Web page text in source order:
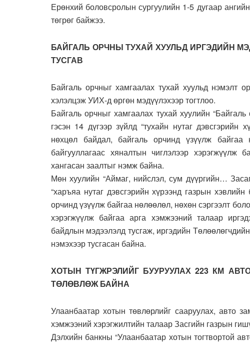
Ерөнхий боловсролын сургуулийн 1-5 дугаар
төгрөг байжээ.
БАЙГАЛЬ ОРЧНЫ ТУХАЙ ХУУЛЬД ИРГЭДИЙН
ТУСГАВ
Байгаль орчныг хамгаалах тухай хуульд нэмэлт
хэлэлцэж УИХ-д өргөн мэдүүлэхээр тогтлоо.
Байгаль орчныг хамгаалах тухай хуулийн
гэсэн 14 дүгээр зүйлд “тухайн нутаг
нөхцөл байдал, байгаль орчинд үзүүлж
байгууллагаас хяналтын чиглэлээр хэрэгжүүлж
хангасан заалтыг нэмж байна.
Мөн хуулийн “Аймаг, нийслэл, сум дүүргийн…
“харъяа нутаг дэвсгэрийн хүрээнд газрын
орчинд үзүүлж байгаа нөлөөлөл, нөхөн сэргээлт
хэрэгжүүлж байгаа арга хэмжээний талаар
байдлын мэдээлэлд тусгаж, иргэдийн
нэмэхээр тусгасан байна.
ХОТЫН ТҮГЖРЭЛИЙГ БУУРУУЛАХ 223 КМ
ТӨЛӨВЛӨЖ БАЙНА
Улаанбаатар хотын төвлөрлийг сааруулах, авто
хэмжээний хэрэгжилтийн талаар Засгийн газрын
Дэлхийн банкны “Улаанбаатар хотын тогтвортой